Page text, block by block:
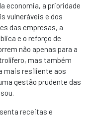
economia, a prioridade
vulneráveis e dos
das empresas, a
e o reforço de
não apenas para a
mas também
mais resiliente aos
gestão prudente das
receitas e